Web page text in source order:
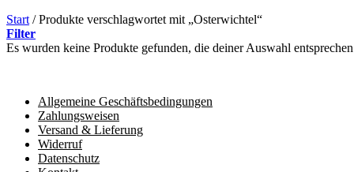
Start /Produkte verschlagwortet mit „Osterwichtel“
Filter
Es wurden keine Produkte gefunden, die deiner Auswahl
Allgemeine Geschäftsbedingungen
Zahlungsweisen
Versand & Lieferung
Widerruf
Datenschutz